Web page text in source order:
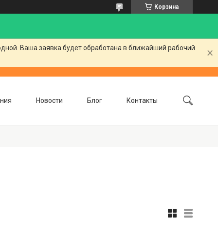
Корзина
Ваша заявка будет обработана в ближайший рабочий
Новости Блог Контакты